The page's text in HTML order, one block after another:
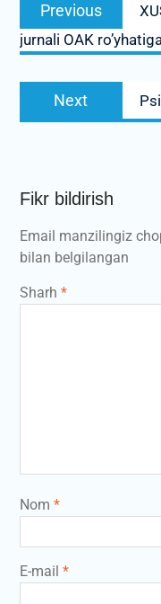
menyusi
Previous
jurnali OAK
Next
Next
Fikr bildirish
Email manzilingiz
bilan belgilangan
Sharh *
Nom *
E-mail *